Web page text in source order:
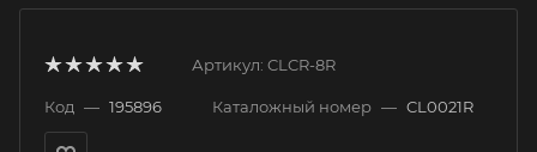
Артикул: CLCR-8R
Код — 195896 Каталожный номер — CL0021R